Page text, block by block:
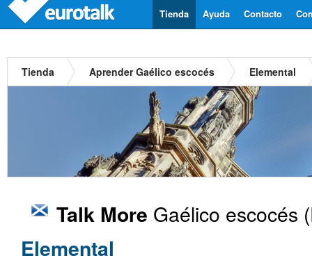
Contacto
Ayuda
Tienda
Tienda Aprender Gaélico escocés Elemental
Talk More Gaélico escocés
Elemental